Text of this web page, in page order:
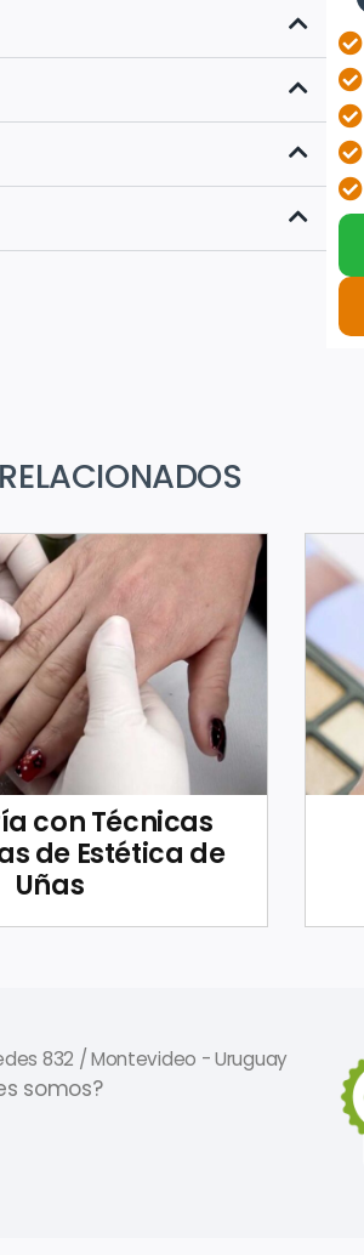
con Técnicas
de Estética de
Uñas
832 / Montevideo - Uruguay
somos?